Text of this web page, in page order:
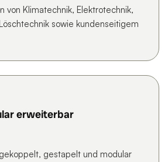
von Klimatechnik, Elektrotechnik,
sowie kundenseitigem
erweiterbar
gestapelt und modular